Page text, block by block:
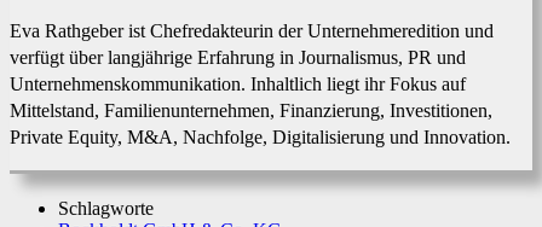
Eva Rathgeber ist Chefredakteurin der Unternehmeredition und
verfügt über langjährige Erfahrung in Journalismus, PR und
Unternehmenskommunikation. Inhaltlich liegt ihr Fokus auf
Mittelstand, Familienunternehmen, Finanzierung, Investitionen,
Private Equity, M&A, Nachfolge, Digitalisierung und Innovation.
Schlagworte